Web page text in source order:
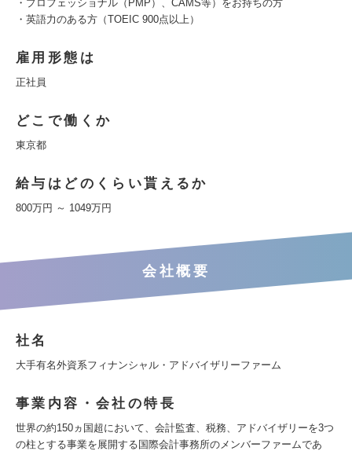
・プロフェッショナル（PMP）、CAMS等）をお持ちの方
・英語力のある方（TOEIC 900点以上）
雇用形態は
正社員
どこで働くか
東京都
給与はどのくらい貰えるか
800万円 ～ 1049万円
会社概要
社名
大手有名外資系フィナンシャル・アドバイザリーファーム
事業内容・会社の特長
世界の約150ヵ国超において、会計監査、税務、アドバイザリーを3つ
の柱とする事業を展開する国際会計事務所のメンバーファームであ